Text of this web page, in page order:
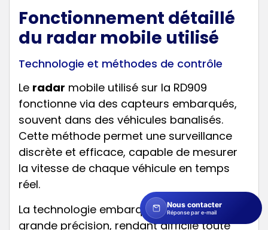
Fonctionnement détaillé
du radar mobile utilisé
Technologie et méthodes de contrôle
Le radar mobile utilisé sur la RD909
fonctionne via des capteurs embarqués,
souvent dans des véhicules banalisés.
Cette méthode permet une surveillance
discrète et efficace, capable de mesurer
la vitesse de chaque véhicule en temps
réel.
La technologie embarquée offre une
grande précision, rendant difficile toute
Nous contacter
Réponse par e-mail